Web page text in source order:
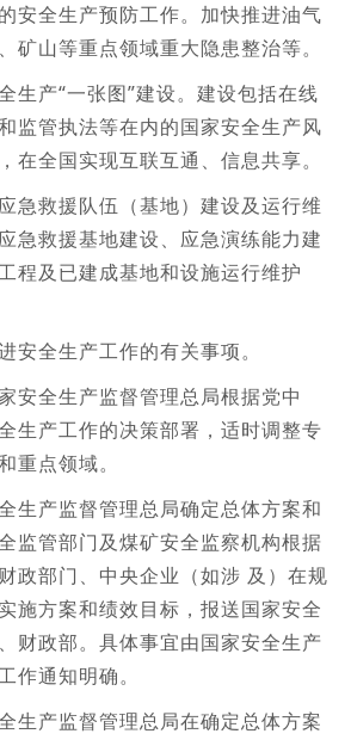
全生产预防工作。加快推进油气
矿山等重点领域重大隐患整治等。
产“一张图”建设。建设包括在线
监管执法等在内的国家安全生产风
在全国实现互联互通、信息共享。
救援队伍（基地）建设及运行维
急救援基地建设、应急演练能力建
程及已建成基地和设施运行维护
全生产工作的有关事项。
全生产监督管理总局根据党中
生产工作的决策部署，适时调整专
重点领域。
产监督管理总局确定总体方案和
监管部门及煤矿安全监察机构根据
政部门、中央企业（如涉 及）在规
施方案和绩效目标，报送国家安全
财政部。具体事宜由国家安全生产
作通知明确。
产监督管理总局在确定总体方案